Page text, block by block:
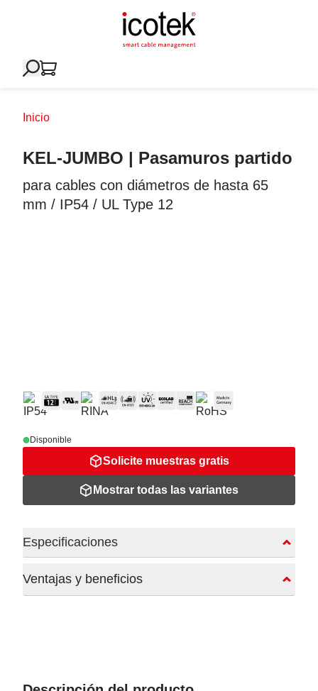
Inicio
KEL-JUMBO | Pasamuros partido
para cables con diámetros de hasta 65
mm / IP54 / UL Type 12
Disponible
Solicite muestras gratis
Mostrar todas las variantes
Especificaciones
Ventajas y beneficios